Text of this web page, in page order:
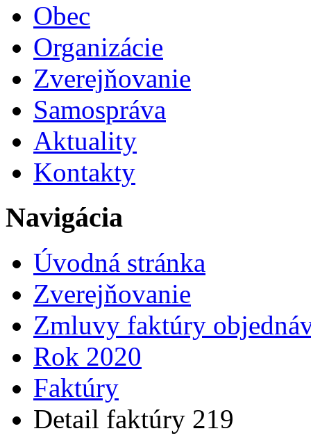
Obec
Organizácie
Zverejňovanie
Samospráva
Aktuality
Kontakty
Navigácia
Úvodná stránka
Zverejňovanie
Zmluvy faktúry
Rok 2020
Faktúry
Detail faktúry 219